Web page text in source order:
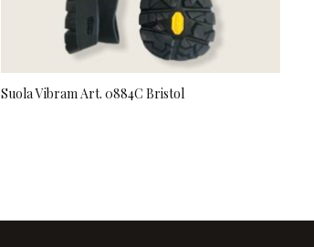
Suola Vibram Art. 0884C Bristol